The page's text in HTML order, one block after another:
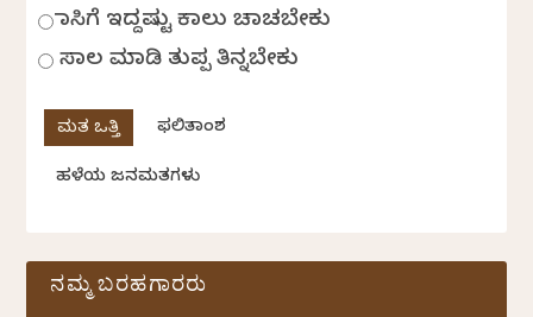
ಹಾಸಿಗೆ ಇದ್ದಷ್ಟು ಕಾಲು ಚಾಚಬೇಕು
ಸಾಲ ಮಾಡಿ ತುಪ್ಪ ತಿನ್ನಬೇಕು
ಫಲಿತಾಂಶ
ಹಳೆಯ ಜನಮತಗಳು
ನಮ್ಮ ಬರಹಗಾರರು